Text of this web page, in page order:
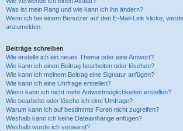
Was ist mein Rang und wie kann ich ihn ändern?
Wenn ich bei einem Benutzer auf den E-Mail-Link klicke,
anzumelden.
Beiträge schreiben
Wie erstelle ich ein neues Thema oder eine Antwort?
Wie kann ich einen Beitrag bearbeiten oder löschen?
Wie kann ich meinem Beitrag eine Signatur anfügen?
Wie kann ich eine Umfrage erstellen?
Wieso kann ich nicht mehr Antwortmöglichkeiten erstellen?
Wie bearbeite oder lösche ich eine Umfrage?
Warum kann ich auf bestimmte Foren nicht zugreifen?
Weshalb kann ich keine Dateianhänge anfügen?
Weshalb wurde ich verwarnt?